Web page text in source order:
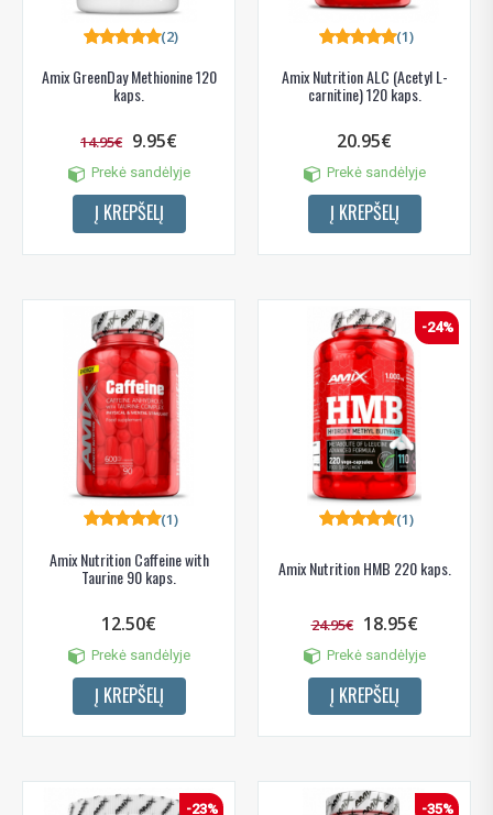
Amix GreenDay Methionine 120
kaps.
(2)
14.95€ 9.95€
Prekė sandėlyje
Į KREPŠELĮ
Amix Nutrition ALC (Acetyl L-
carnitine) 120 kaps.
(1)
20.95€
Prekė sandėlyje
Į KREPŠELĮ
Amix Nutrition Caffeine with
Taurine 90 kaps.
(1)
12.50€
Prekė sandėlyje
Į KREPŠELĮ
-24%
Amix Nutrition HMB 220 kaps.
(1)
24.95€ 18.95€
Prekė sandėlyje
Į KREPŠELĮ
-23% -35%